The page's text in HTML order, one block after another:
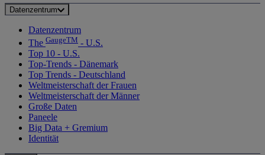
Datenzentrum
Datenzentrum
The GaugeTM - U.S.
Top 10 - U.S.
Top-Trends - Dänemark
Top Trends - Deutschland
Weltmeisterschaft der Frauen
Weltmeisterschaft der Männer
Große Daten
Paneele
Big Data + Gremium
Identität